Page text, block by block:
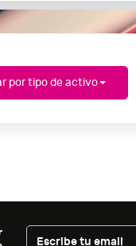
por tipo de activo